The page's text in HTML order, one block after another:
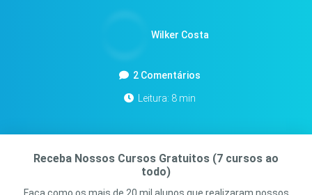
Wilker Costa
2 Comentários
Leitura: 8 min
Receba Nossos Cursos Gratuitos (7 cursos ao
todo)